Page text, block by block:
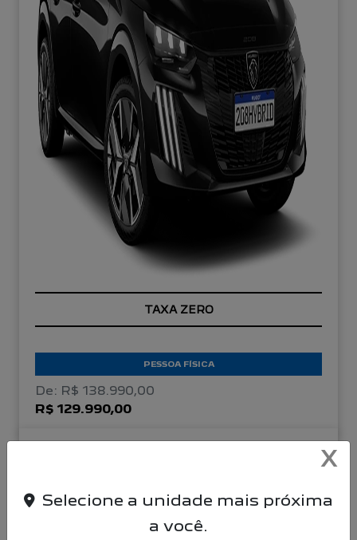
TAXA ZERO
PESSOA FÍSICA
De: R$ 138.990,00
R$ 129.990,00
NOVO PEUGEOT 2008
X
Selecione a unidade mais próxima
a você.